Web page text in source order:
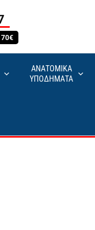
ΑΝΑΤΟΜΙΚΑ
ΥΠΟΔΗΜΑΤΑ